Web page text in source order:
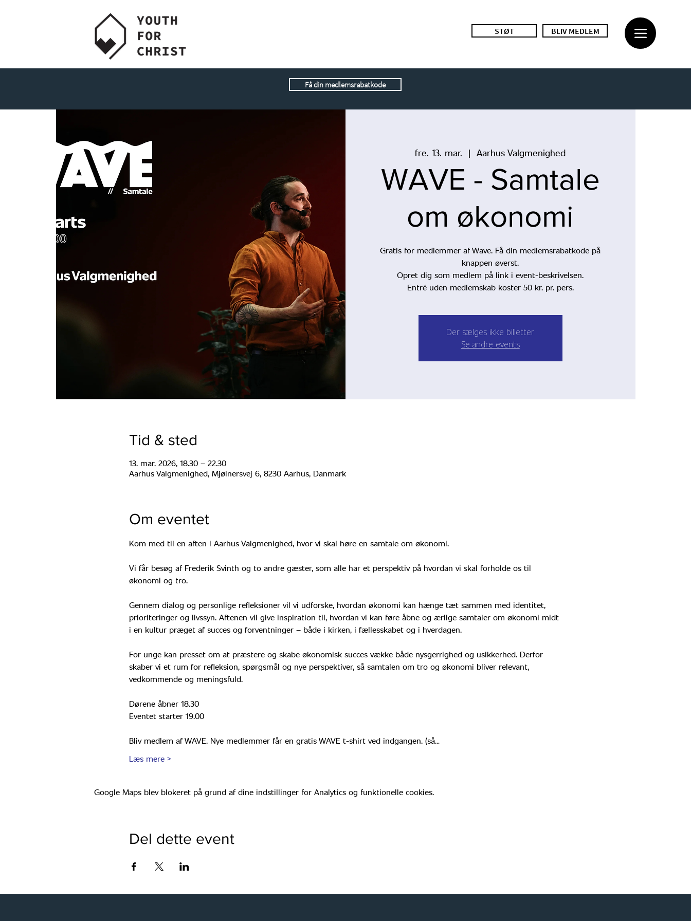
BLIV MEDLEM
STØT
Få din medlemsrabatkode
fre. 13. mar.
  |
Aarhus Valgmenighed
WAVE - Samtale
om økonomi
Gratis for medlemmer af Wave. Få din medlemsrabatkode på
knappen øverst.
Opret dig som medlem på link i event-beskrivelsen.
Entré uden medlemskab koster 50 kr. pr. pers.
Der sælges ikke billetter
Se andre events
Tid & sted
13. mar. 2026, 18.30 – 22.30
Aarhus Valgmenighed, Mjølnersvej 6, 8230 Aarhus, Danmark
Om eventet
Kom med til en aften i Aarhus Valgmenighed, hvor vi skal høre en samtale om økonomi.
Vi får besøg af Frederik Svinth og to andre gæster, som alle har et perspektiv på hvordan vi skal forholde os til
økonomi og tro.
Gennem dialog og personlige refleksioner vil vi udforske, hvordan økonomi kan hænge tæt sammen med identitet,
prioriteringer og livssyn. Aftenen vil give inspiration til, hvordan vi kan føre åbne og ærlige samtaler om økonomi midt
i en kultur præget af succes og forventninger – både i kirken, i fællesskabet og i hverdagen.
For unge kan presset om at præstere og skabe økonomisk succes vække både nysgerrighed og usikkerhed. Derfor
skaber vi et rum for refleksion, spørgsmål og nye perspektiver, så samtalen om tro og økonomi bliver relevant,
vedkommende og meningsfuld.
Dørene åbner 18.30
Eventet starter 19.00
Bliv medlem af WAVE. Nye medlemmer får en gratis WAVE t-shirt ved indgangen. (så…
Læs mere >
Google Maps blev blokeret på grund af dine indstillinger for Analytics og funktionelle cookies.
Del dette event